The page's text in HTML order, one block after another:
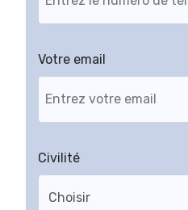
Votre email
Civilité